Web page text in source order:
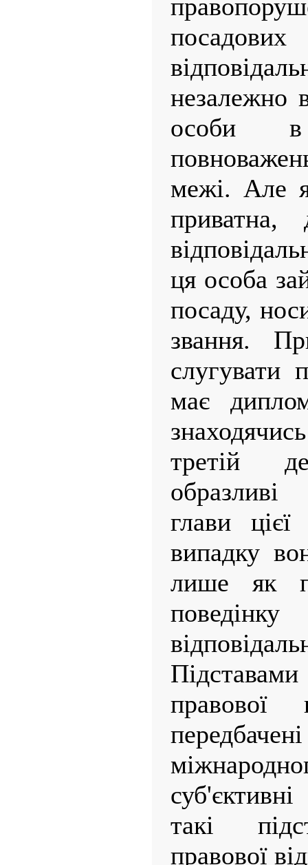
незалежно
особи
межі. Але
приватна,
ця особа
посаду,
звання.
слугувати
має
третій
глави
випадку
лише як
правової
такі
правової